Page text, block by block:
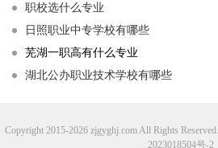
职校选什么专业
日照职业中专学校有哪些
芜湖一职高有什么专业
湖北公办职业技术学校有哪些
Copyright 2015-2026 zjgyghj.com All Rights
2023018504号-2